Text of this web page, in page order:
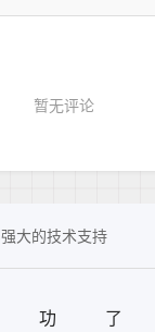
强大的技术支持
功
了